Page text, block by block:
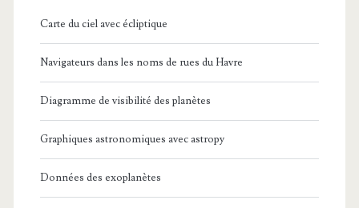
Carte du ciel avec écliptique
Navigateurs dans les noms de rues du Havre
Diagramme de visibilité des planètes
Graphiques astronomiques avec astropy
Données des exoplanètes